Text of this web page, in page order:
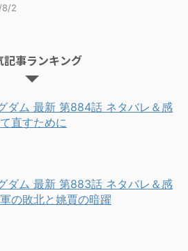
8/2
記事ランキング
ダム 最新 第884話 ネタバレ＆感
直すために
ダム 最新 第883話 ネタバレ＆感
の敗北と姚賈の暗躍